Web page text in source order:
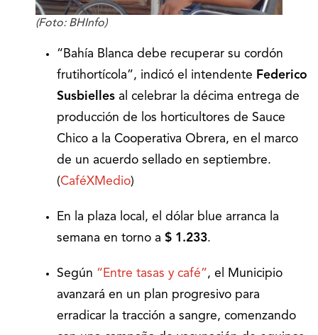
(Foto: BHInfo)
“Bahía Blanca debe recuperar su cordón
frutihortícola”, indicó el intendente Federico
Susbielles al celebrar la décima entrega de
producción de los horticultores de Sauce
Chico a la Cooperativa Obrera, en el marco
de un acuerdo sellado en septiembre.
(CaféXMedio)
En la plaza local, el dólar blue arranca la
semana en torno a $ 1.233.
Según “Entre tasas y café”, el Municipio
avanzará en un plan progresivo para
erradicar la tracción a sangre, comenzando